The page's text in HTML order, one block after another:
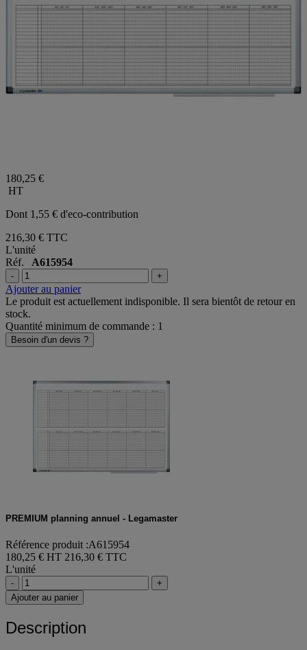
180,25 €
HT
Dont 1,55 € d'eco-contribution
216,30 € TTC
L'unité
Réf. A615954
- +
Ajouter au panier
Le produit est actuellement indisponible. Il sera bientôt de retour en
stock.
Quantité minimum de commande : 1
Besoin d'un devis ?
PREMIUM planning annuel - Legamaster
Référence produit :A615954
180,25 € HT 216,30 € TTC
L'unité
-
+
Ajouter au panier
Description